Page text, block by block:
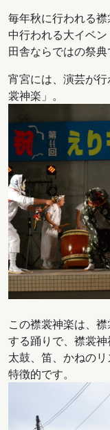
毎年秋に行われる
中行われる大イベン
田舎ならではの祭典
宵宮には、演芸が
裳神楽」。
この襟裳神楽は、
する踊りで、襟裳神
太鼓、笛、かねの
特徴的です。